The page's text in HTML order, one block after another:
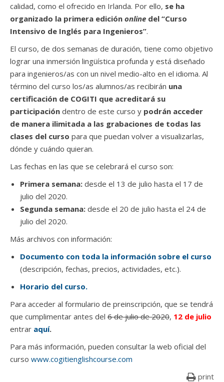
calidad, como el ofrecido en Irlanda. Por ello, se ha
organizado la primera edición online del “Curso
Intensivo de Inglés para Ingenieros”.
El curso, de dos semanas de duración, tiene como objetivo
lograr una inmersión lingüística profunda y está diseñado
para ingenieros/as con un nivel medio-alto en el idioma. Al
término del curso los/as alumnos/as recibirán una
certificación de COGITI que acreditará su
participación dentro de este curso y podrán acceder
de manera ilimitada a las grabaciones de todas las
clases del curso para que puedan volver a visualizarlas,
dónde y cuándo quieran.
Las fechas en las que se celebrará el curso son:
Primera semana: desde el 13 de julio hasta el 17 de
julio del 2020.
Segunda semana: desde el 20 de julio hasta el 24 de
julio del 2020.
Más archivos con información:
Documento con toda la información sobre el curso
(descripción, fechas, precios, actividades, etc.).
Horario del curso.
Para acceder al formulario de preinscripción, que se tendrá
que cumplimentar antes del 6 de julio de 2020, 12 de julio
entrar aquí.
Para más información, pueden consultar la web oficial del
curso www.cogitienglishcourse.com
print